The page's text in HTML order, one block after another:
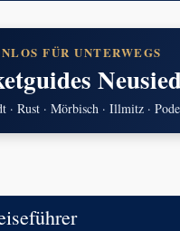
FÜR UNTERWEGS
· Rust · Mörbisch · Illmitz ·